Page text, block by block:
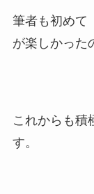
筆者も初めて
が楽しかった
これからも積
す。